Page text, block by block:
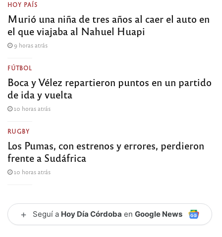
HOY PAÍS
Murió una niña de tres años al caer el auto en
el que viajaba al Nahuel Huapi
9 horas atrás
FÚTBOL
Boca y Vélez repartieron puntos en un partido
de ida y vuelta
10 horas atrás
RUGBY
Los Pumas, con estrenos y errores, perdieron
frente a Sudáfrica
10 horas atrás
+ Seguí a Hoy Día Córdoba en Google News